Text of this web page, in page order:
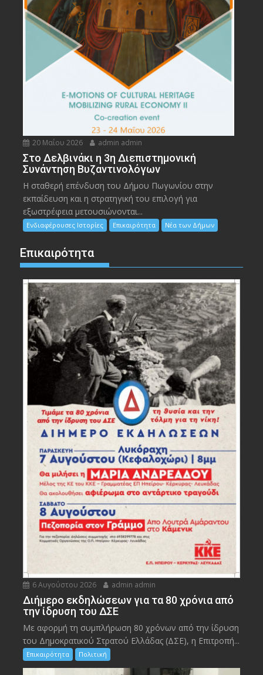
20 Μαΐου 2026 admin admin
Στο Δελβινάκι η 3η Διεπιστημονική
Συνάντηση Βυζαντινολόγων
Η σταθερή επένδυση του Δήμου Πωγωνίου στην
εκπαίδευση και η στρατηγική του επιλογή για
εξωστρέφεια μετουσιώνονται...
Ενδιαφέρουσες Ιστορίες Επικαιρότητα Νέα των Δήμων
Επικαιρότητα
6 Αυγούστου 2026 admin admin
Διήμερο εκδηλώσεων για τα 80 χρόνια από
την ίδρυση του ΔΣΕ
Με αφορμή τη συμπλήρωση 80 χρόνων από την ίδρυση
του Δημοκρατικού Στρατού Ελλάδας (ΔΣΕ), η Επιτροπή...
Επικαιρότητα Πολιτική